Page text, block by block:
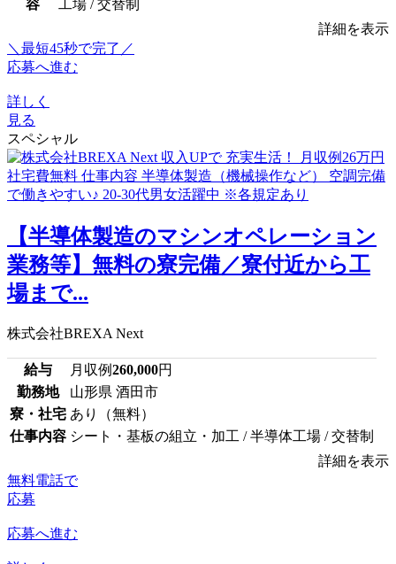
容
工場 / 交替制
詳細を表示
＼最短45秒で完了／
応募へ進む
詳しく
見る
スペシャル
【半導体製造のマシンオペレーション
業務等】無料の寮完備／寮付近から工
場まで...
株式会社BREXA Next
給与 月収例260,000円
勤務地
山形県 酒田市
寮・社宅 あり（無料）
仕事内容 シート・基板の組立・加工 / 半導体工場 / 交替制
詳細を表示
無料電話で
応募
応募へ進む